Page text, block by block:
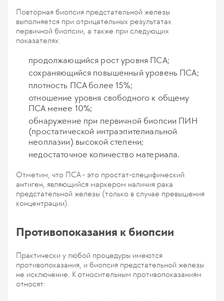
Повторная биопсия предстательной железы
выполняется при отрицательных результатах
первичной биопсии, а также при следующих
показателях:
продолжающийся рост уровня ПСА;
сохраняющийся повышенный уровень ПСА;
плотность ПСА более 15%;
отношение уровня свободного к общему
ПСА менее 10%;
обнаружение при первичной биопсии ПИН
(простатической интраэпителиальной
неоплазии) высокой степени;
недостаточное количество материала.
Отметим, что ПСА - это простат-специфический
антиген, являющийся маркером наличия рака
предстательной железы (только в случае превышения
концентрации).
Противопоказания к биопсии
Практически у любой процедуры имеются
противопоказания, и биопсия предстательной железы
не исключение. К относительным противопоказаниям
относят: